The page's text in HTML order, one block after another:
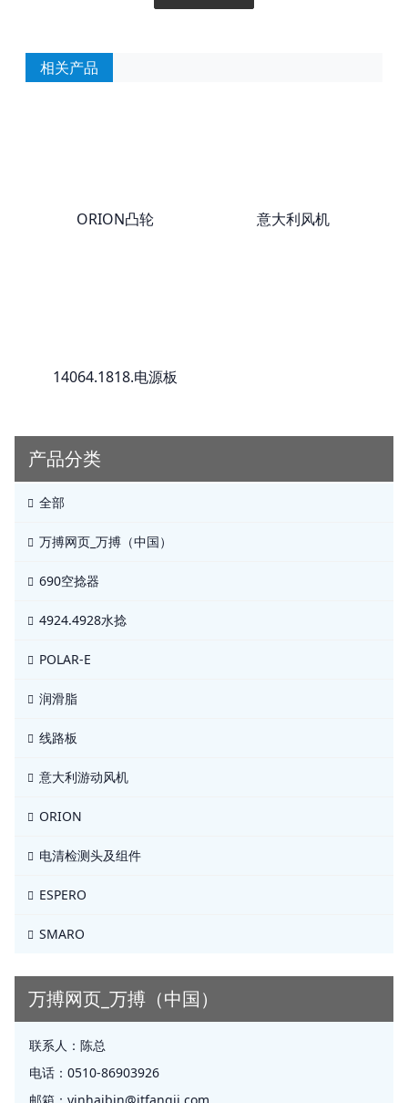
相关产品
ORION凸轮 意大利风机
14064.1818.电源板
产品分类
全部
万搏网页_万搏（中国）
690空捻器
4924.4928水捻
POLAR-E
润滑脂
线路板
意大利游动风机
ORION
电清检测头及组件
ESPERO
SMARO
万搏网页_万搏（中国）
联系人： 陈总
电话： 0510-86903926